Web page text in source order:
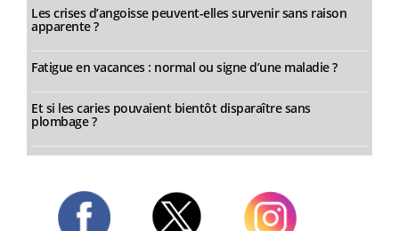
Les crises d’angoisse peuvent-elles survenir sans raison
apparente ?
Fatigue en vacances : normal ou signe d’une maladie ?
Et si les caries pouvaient bientôt disparaître sans
plombage ?